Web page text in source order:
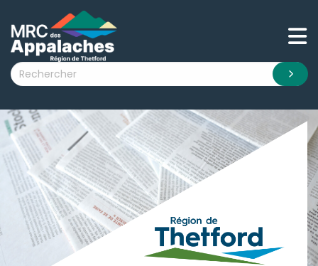
submenu (La MRC )
submenu (Citoyens )
submenu (Visiteurs )
submenu (Nouvelles )
submenu (Documentation )